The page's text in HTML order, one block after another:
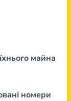
майна
номери